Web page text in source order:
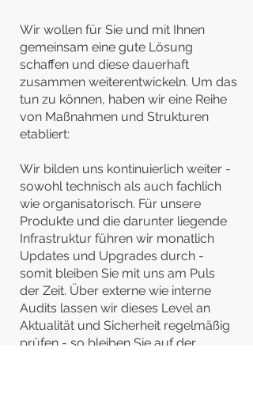
Wir wollen für Sie und mit Ihnen
gemeinsam eine gute Lösung
schaffen und diese dauerhaft
zusammen weiterentwickeln. Um das
tun zu können, haben wir eine Reihe
von Maßnahmen und Strukturen
etabliert:
Wir bilden uns kontinuierlich weiter -
sowohl technisch als auch fachlich
wie organisatorisch. Für unsere
Produkte und die darunter liegende
Infrastruktur führen wir monatlich
Updates und Upgrades durch -
somit bleiben Sie mit uns am Puls
der Zeit. Über externe wie interne
Audits lassen wir dieses Level an
Aktualität und Sicherheit regelmäßig
prüfen - so bleiben Sie auf der